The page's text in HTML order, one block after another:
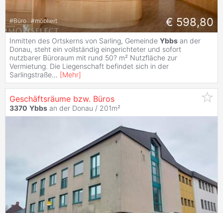
#Büro #möbliert € 598,80
Inmitten des Ortskerns von Sarling, Gemeinde Ybbs an der
Donau, steht ein vollständig eingerichteter und sofort
nutzbarer Büroraum mit rund 50? m² Nutzfläche zur
Vermietung. Die Liegenschaft befindet sich in der
Sarlingstraße... [Mehr]
Geschäftsräume bzw. Büros
3370 Ybbs an der Donau / 201m²